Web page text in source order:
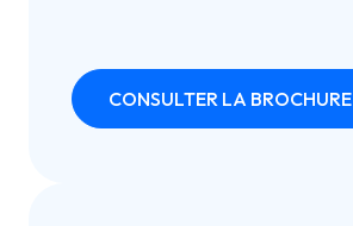
CONSULTER LA BROCHURE